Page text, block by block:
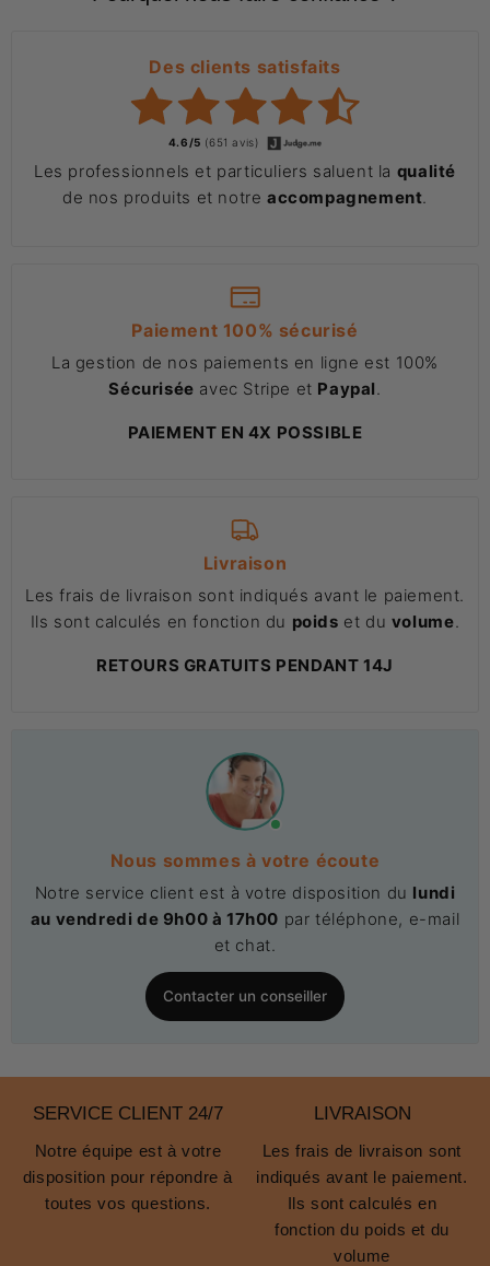
Des clients satisfaits
4.6/5 (651 avis)
Les professionnels et particuliers saluent la qualité
de nos produits et notre accompagnement.
Paiement 100% sécurisé
La gestion de nos paiements en ligne est 100%
Sécurisée avec Stripe et Paypal.
PAIEMENT EN 4X POSSIBLE
Livraison
Les frais de livraison sont indiqués avant le paiement.
Ils sont calculés en fonction du poids et du volume.
RETOURS GRATUITS PENDANT 14J
Nous sommes à votre écoute
Notre service client est à votre disposition du lundi
au vendredi de 9h00 à 17h00 par téléphone, e-mail
et chat.
Contacter un conseiller
SERVICE CLIENT 24/7
Notre équipe est à votre
disposition pour répondre à
toutes vos questions.
LIVRAISON
Les frais de livraison sont
indiqués avant le paiement.
Ils sont calculés en
fonction du poids et du
volume